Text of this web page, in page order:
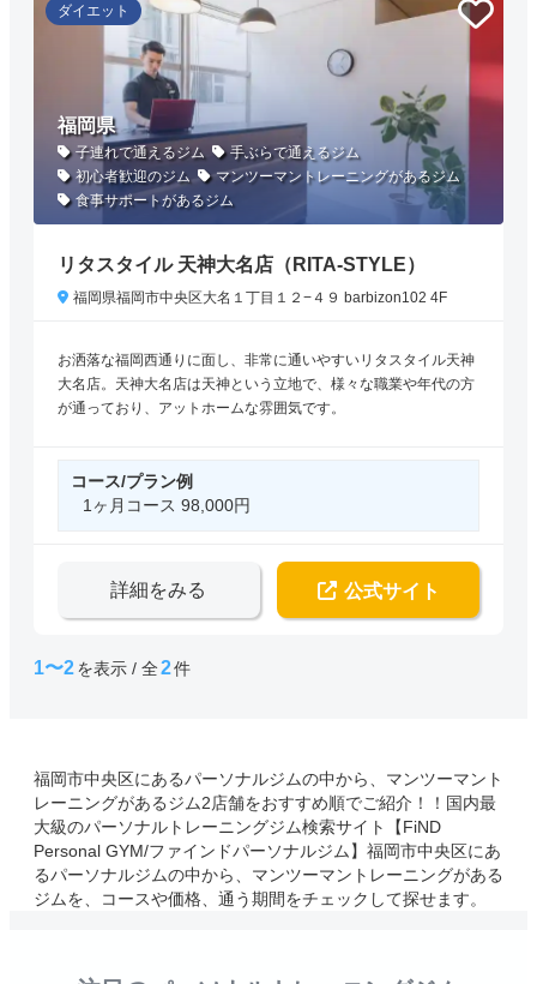
ダイエット
福岡県
子連れで通えるジム
手ぶらで通えるジム
初心者歓迎のジム
マンツーマントレーニングがあるジム
食事サポートがあるジム
リタスタイル 天神大名店（RITA-STYLE）
福岡県福岡市中央区大名１丁目１２−４９ barbizon102 4F
お洒落な福岡西通りに面し、非常に通いやすいリタスタイル天神
大名店。天神大名店は天神という立地で、様々な職業や年代の方
が通っており、アットホームな雰囲気です。
コース/プラン例
1ヶ月コース 98,000円
詳細をみる 公式サイト
1〜2を表示 / 全2件
福岡市中央区にあるパーソナルジムの中から、マンツーマント
レーニングがあるジム2店舗をおすすめ順でご紹介！！国内最
大級のパーソナルトレーニングジム検索サイト【FiND
Personal GYM/ファインドパーソナルジム】福岡市中央区にあ
るパーソナルジムの中から、マンツーマントレーニングがある
ジムを、コースや価格、通う期間をチェックして探せます。